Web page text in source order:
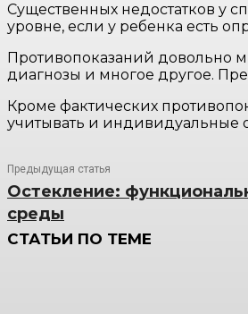
Существенных недостатков у
уровне, если у ребенка есть
Противопоказаний довольно
диагнозы и многое другое.
Кроме фактических
учитывать и индивидуальные
Предыдущая статья
Остекление:
среды
СТАТЬИ ПО ТЕМЕ